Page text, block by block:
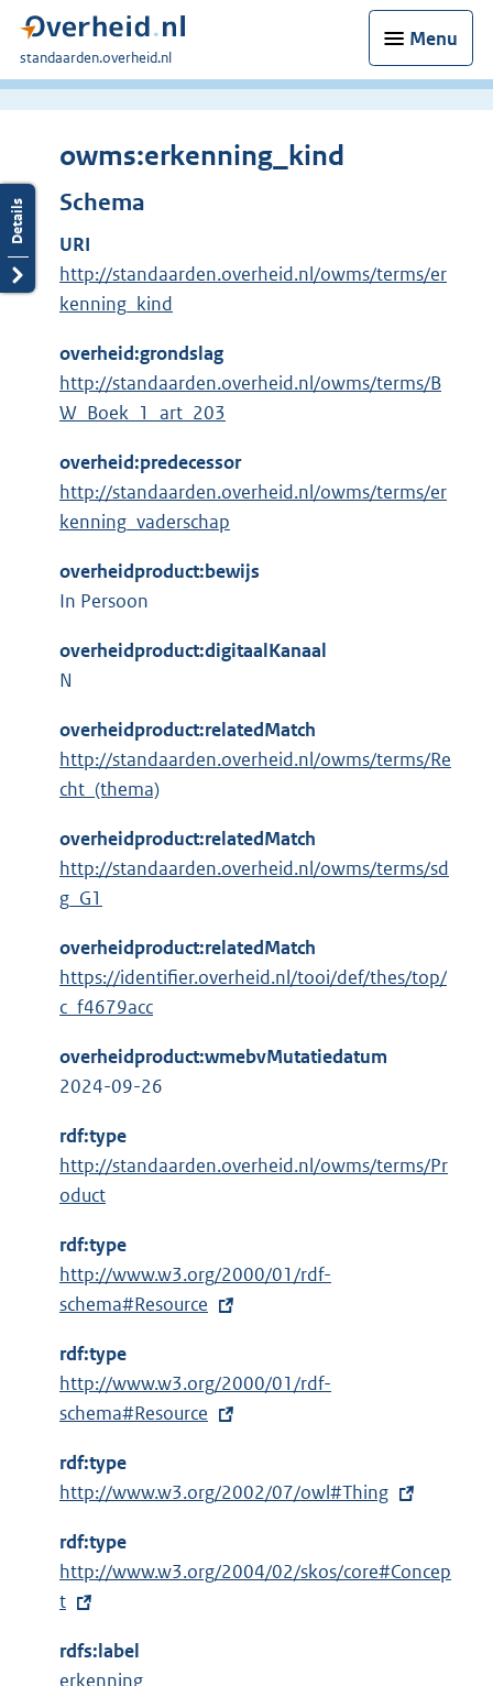
Menu
U
bent
standaarden.overheid.nl
owms:erkenning_kind
Schema
URI
http://standaarden.overheid.nl/owms/terms/er
kenning_kind
overheid:grondslag
http://standaarden.overheid.nl/owms/terms/B
W_Boek_1_art_203
overheid:predecessor
http://standaarden.overheid.nl/owms/terms/er
kenning_vaderschap
overheidproduct:bewijs
In Persoon
overheidproduct:digitaalKanaal
N
overheidproduct:relatedMatch
http://standaarden.overheid.nl/owms/terms/Re
cht_(thema)
overheidproduct:relatedMatch
http://standaarden.overheid.nl/owms/terms/sd
g_G1
overheidproduct:relatedMatch
https://identifier.overheid.nl/tooi/def/thes/top/
c_f4679acc
overheidproduct:wmebvMutatiedatum
2024-09-26
rdf:type
http://standaarden.overheid.nl/owms/terms/Pr
oduct
rdf:type
E
x
e
r
n
l
n
k
:
http://www.w3.org/2000/01/rdf-
schema#Resource
rdf:type
E
x
e
r
e
l
n
k
http://www.w3.org/2000/01/rdf-
schema#Resource
rdf:type
E
t
e
r
http://www.w3.org/2002/07/owl#Thing
rdf:type
E
x
e
http://www.w3.org/2004/02/skos/core#Concep
t
rdfs:label
erkenning